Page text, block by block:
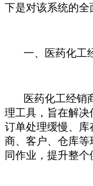
下是对该系统的全
一、医药化工
医药化工经销
理工具，旨在解
订单处理缓慢、
商、客户、仓库
同作业，提升整个